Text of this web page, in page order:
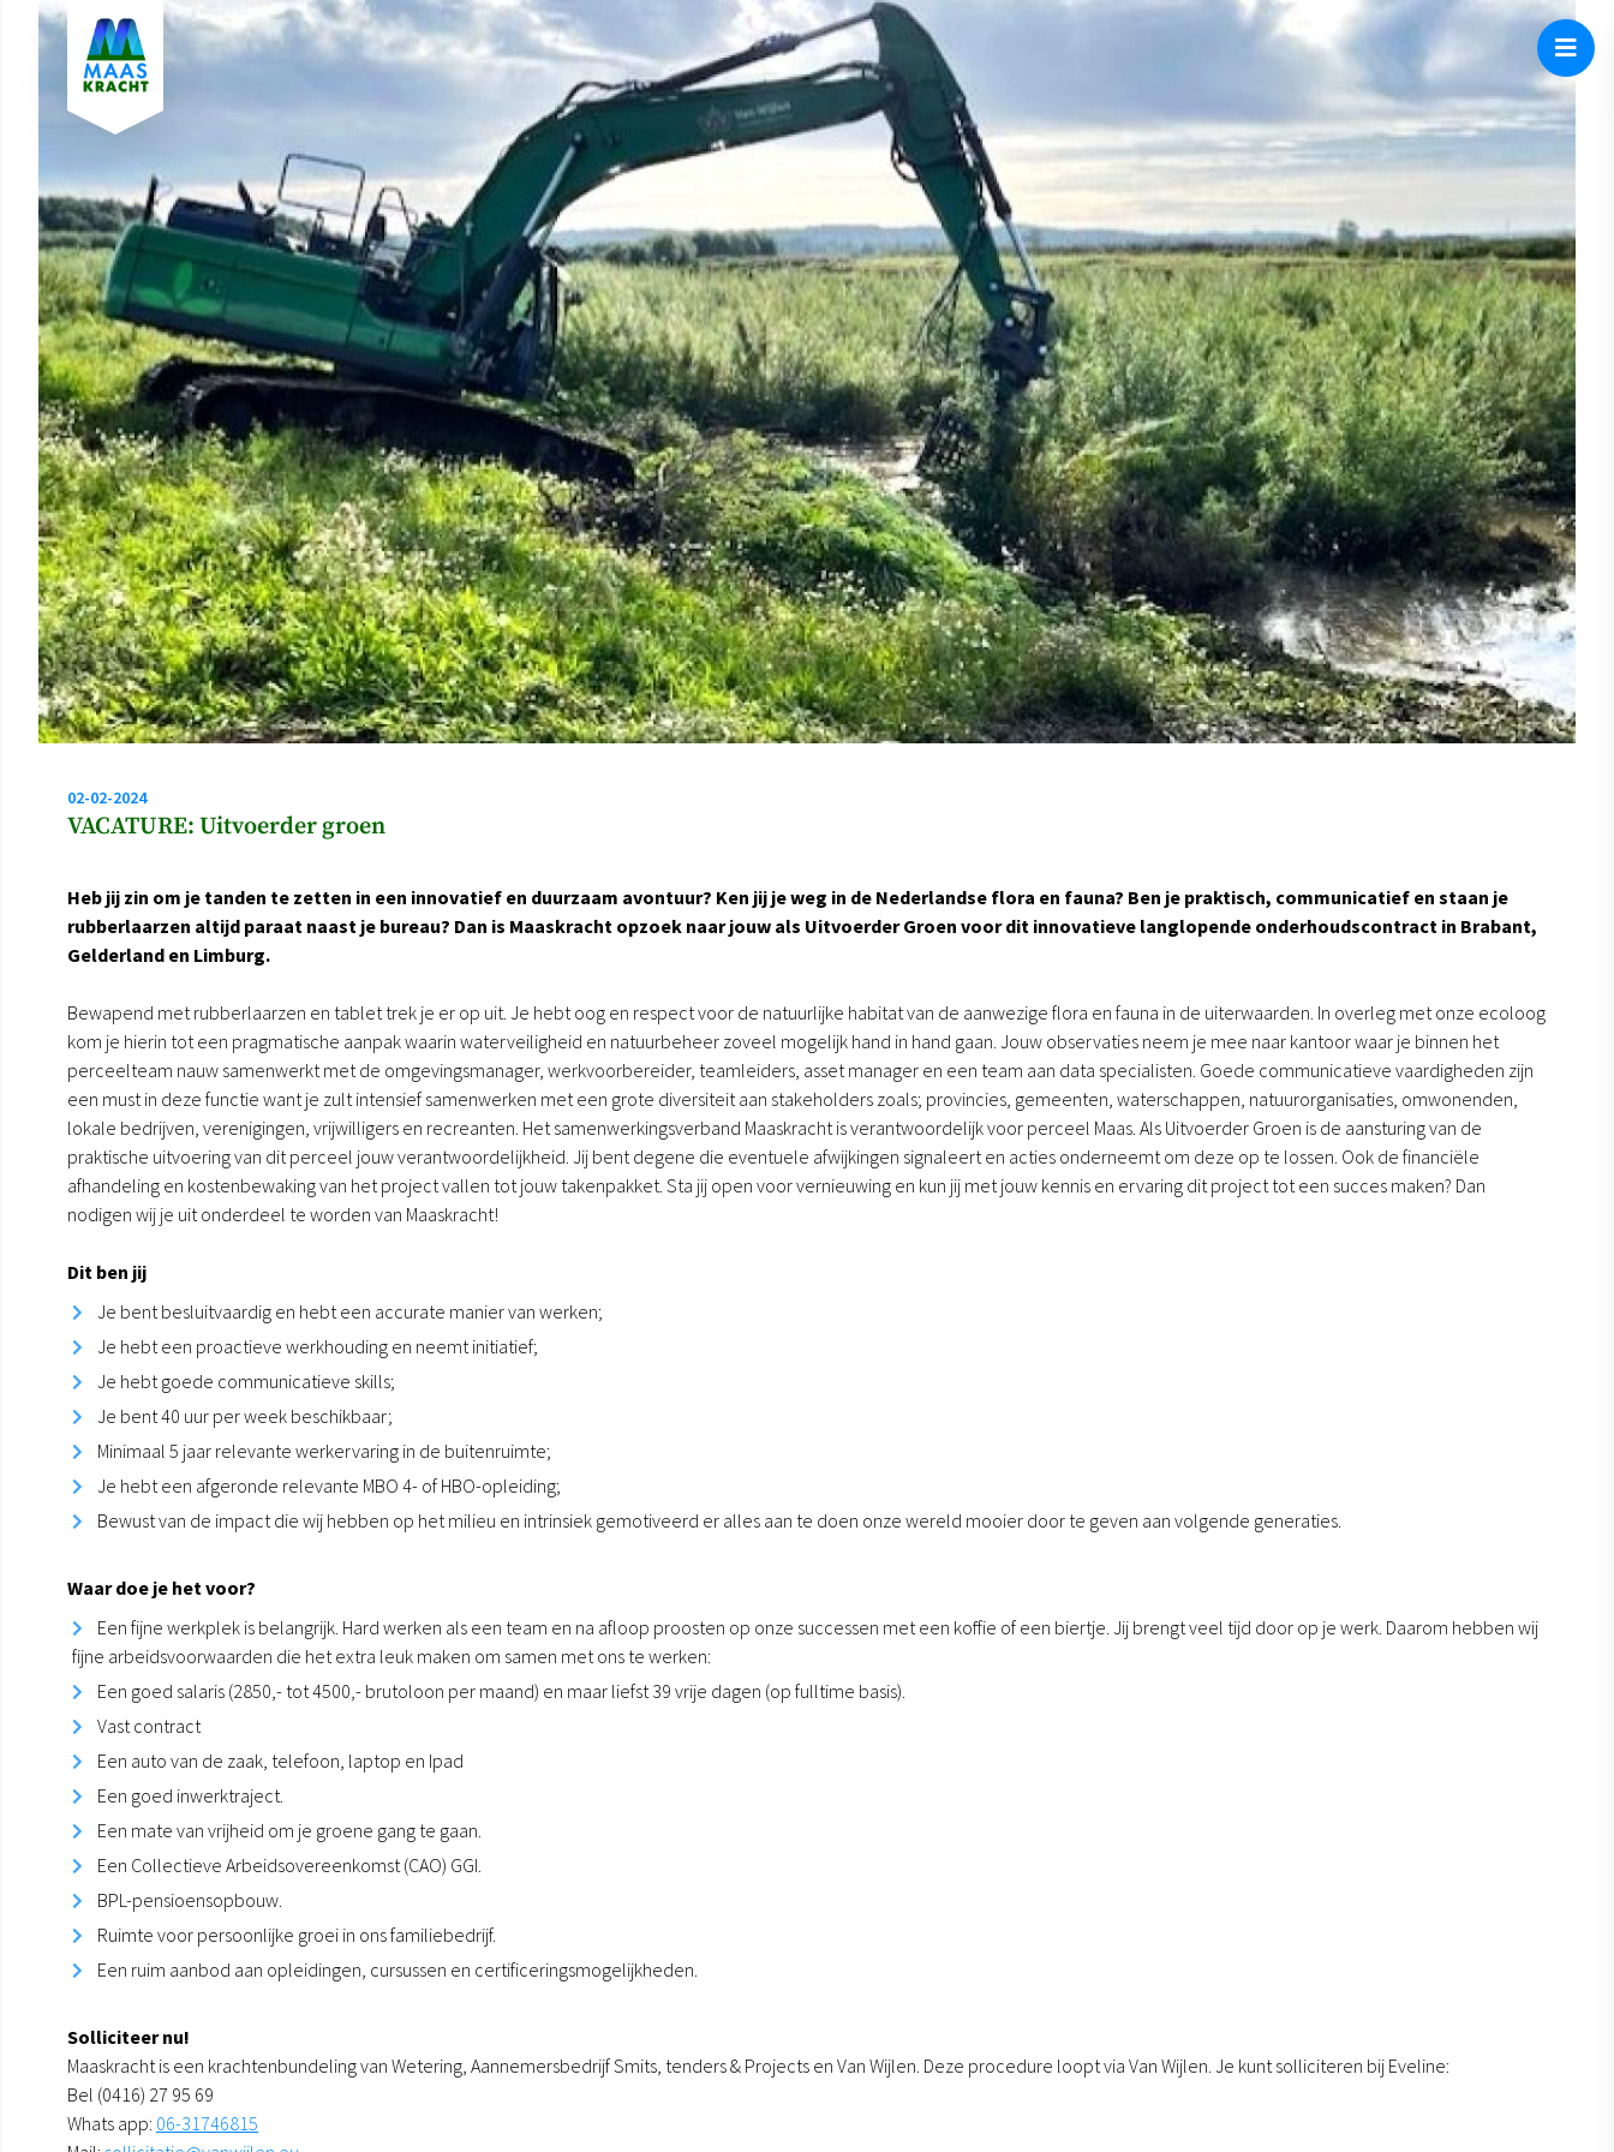
02-02-2024
VACATURE: Uitvoerder groen
Heb jij zin om je tanden te zetten in een innovatief en duurzaam avontuur? Ken jij je weg in de Nederlandse flora en fauna? Ben je praktisch, communicatief en staan je
rubberlaarzen altijd paraat naast je bureau? Dan is Maaskracht opzoek naar jouw als Uitvoerder Groen voor dit innovatieve langlopende onderhoudscontract in Brabant,
Gelderland en Limburg.
Bewapend met rubberlaarzen en tablet trek je er op uit. Je hebt oog en respect voor de natuurlijke habitat van de aanwezige flora en fauna in de uiterwaarden. In overleg met onze ecoloog
kom je hierin tot een pragmatische aanpak waarin waterveiligheid en natuurbeheer zoveel mogelijk hand in hand gaan. Jouw observaties neem je mee naar kantoor waar je binnen het
perceelteam nauw samenwerkt met de omgevingsmanager, werkvoorbereider, teamleiders, asset manager en een team aan data specialisten. Goede communicatieve vaardigheden zijn
een must in deze functie want je zult intensief samenwerken met een grote diversiteit aan stakeholders zoals; provincies, gemeenten, waterschappen, natuurorganisaties, omwonenden,
lokale bedrijven, verenigingen, vrijwilligers en recreanten. Het samenwerkingsverband Maaskracht is verantwoordelijk voor perceel Maas. Als Uitvoerder Groen is de aansturing van de
praktische uitvoering van dit perceel jouw verantwoordelijkheid. Jij bent degene die eventuele afwijkingen signaleert en acties onderneemt om deze op te lossen. Ook de financiële
afhandeling en kostenbewaking van het project vallen tot jouw takenpakket. Sta jij open voor vernieuwing en kun jij met jouw kennis en ervaring dit project tot een succes maken? Dan
nodigen wij je uit onderdeel te worden van Maaskracht!
Dit ben jij
Je bent besluitvaardig en hebt een accurate manier van werken;
Je hebt een proactieve werkhouding en neemt initiatief;
Je hebt goede communicatieve skills;
Je bent 40 uur per week beschikbaar;
Minimaal 5 jaar relevante werkervaring in de buitenruimte;
Je hebt een afgeronde relevante MBO 4- of HBO-opleiding;
Bewust van de impact die wij hebben op het milieu en intrinsiek gemotiveerd er alles aan te doen onze wereld mooier door te geven aan volgende generaties.
Waar doe je het voor?
Een fijne werkplek is belangrijk. Hard werken als een team en na afloop proosten op onze successen met een koffie of een biertje. Jij brengt veel tijd door op je werk. Daarom hebben wij
fijne arbeidsvoorwaarden die het extra leuk maken om samen met ons te werken:
Een goed salaris (2850,- tot 4500,- brutoloon per maand) en maar liefst 39 vrije dagen (op fulltime basis).
Vast contract
Een auto van de zaak, telefoon, laptop en Ipad
Een goed inwerktraject.
Een mate van vrijheid om je groene gang te gaan.
Een Collectieve Arbeidsovereenkomst (CAO) GGI.
BPL-pensioensopbouw.
Ruimte voor persoonlijke groei in ons familiebedrijf.
Een ruim aanbod aan opleidingen, cursussen en certificeringsmogelijkheden.
Solliciteer nu!
Maaskracht is een krachtenbundeling van Wetering, Aannemersbedrijf Smits, tenders & Projects en Van Wijlen. Deze procedure loopt via Van Wijlen. Je kunt solliciteren bij Eveline:
Bel (0416) 27 95 69
Whats app: 06-31746815